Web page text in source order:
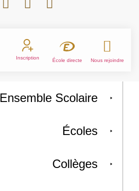
Inscription École directe Nous rejoindre
Ensemble Scolaire
Écoles
Collèges